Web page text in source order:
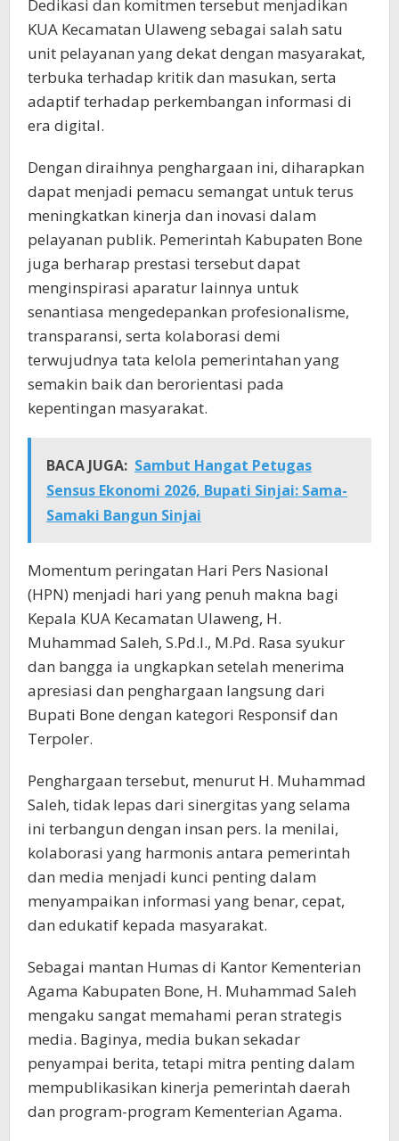
Dedikasi dan komitmen tersebut menjadikan
KUA Kecamatan Ulaweng sebagai salah satu
unit pelayanan yang dekat dengan masyarakat,
terbuka terhadap kritik dan masukan, serta
adaptif terhadap perkembangan informasi di
era digital.
Dengan diraihnya penghargaan ini, diharapkan
dapat menjadi pemacu semangat untuk terus
meningkatkan kinerja dan inovasi dalam
pelayanan publik. Pemerintah Kabupaten Bone
juga berharap prestasi tersebut dapat
menginspirasi aparatur lainnya untuk
senantiasa mengedepankan profesionalisme,
transparansi, serta kolaborasi demi
terwujudnya tata kelola pemerintahan yang
semakin baik dan berorientasi pada
kepentingan masyarakat.
BACA JUGA: Sambut Hangat Petugas
Sensus Ekonomi 2026, Bupati Sinjai: Sama-
Samaki Bangun Sinjai
Momentum peringatan Hari Pers Nasional
(HPN) menjadi hari yang penuh makna bagi
Kepala KUA Kecamatan Ulaweng, H.
Muhammad Saleh, S.Pd.I., M.Pd. Rasa syukur
dan bangga ia ungkapkan setelah menerima
apresiasi dan penghargaan langsung dari
Bupati Bone dengan kategori Responsif dan
Terpoler.
Penghargaan tersebut, menurut H. Muhammad
Saleh, tidak lepas dari sinergitas yang selama
ini terbangun dengan insan pers. Ia menilai,
kolaborasi yang harmonis antara pemerintah
dan media menjadi kunci penting dalam
menyampaikan informasi yang benar, cepat,
dan edukatif kepada masyarakat.
Sebagai mantan Humas di Kantor Kementerian
Agama Kabupaten Bone, H. Muhammad Saleh
mengaku sangat memahami peran strategis
media. Baginya, media bukan sekadar
penyampai berita, tetapi mitra penting dalam
mempublikasikan kinerja pemerintah daerah
dan program-program Kementerian Agama.